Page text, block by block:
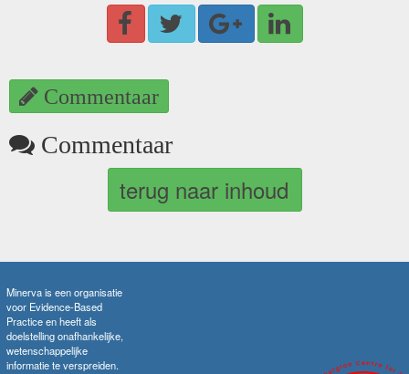
Commentaar
Commentaar
terug naar inhoud
Minerva is een organisatie
voor Evidence-Based
Practice en heeft als
doelstelling onafhankelijke,
wetenschappelijke
informatie te verspreiden.